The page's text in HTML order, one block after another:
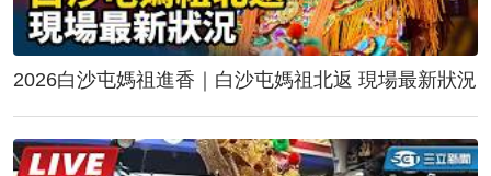
2026白沙屯媽祖進香｜白沙屯媽祖北返 現場最新狀況